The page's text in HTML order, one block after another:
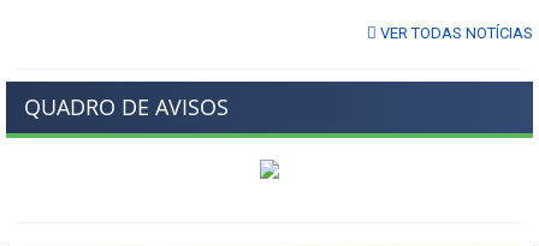
VER TODAS NOTÍCIAS
QUADRO DE AVISOS